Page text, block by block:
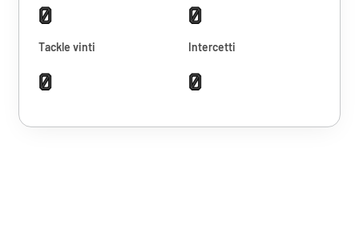
0 0
Tackle vinti
0
Intercetti
0